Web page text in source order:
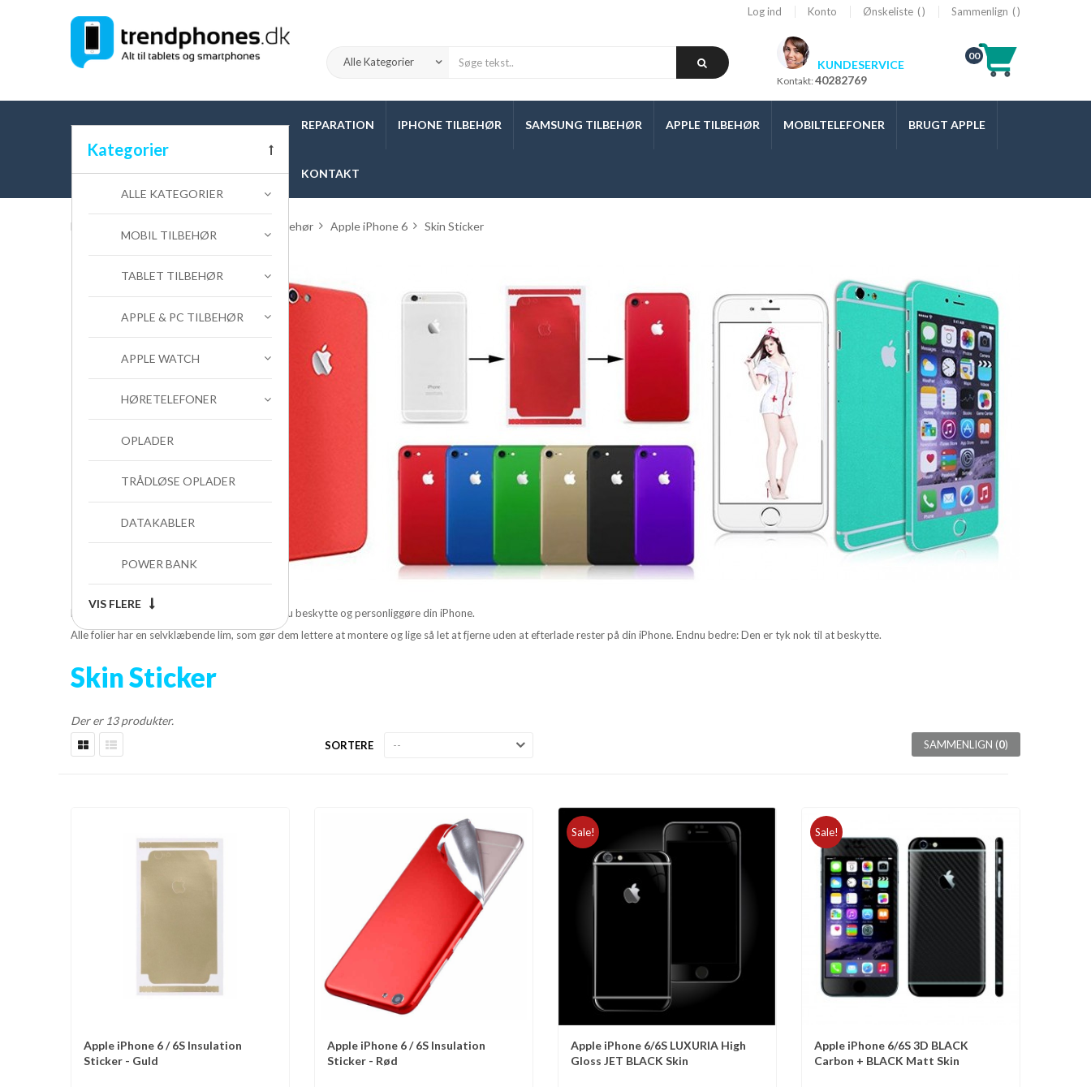
Log ind Konto Ønskeliste Sammenlign
KUNDESERVICE
Kontakt: 40282769
00
Kategorier
ALLE KATEGORIER
MOBIL TILBEHØR
TABLET TILBEHØR
APPLE & PC TILBEHØR
APPLE WATCH
HØRETELEFONER
OPLADER
TRÅDLØSE OPLADER
DATAKABLER
POWER BANK
VIS FLERE
REPARATION IPHONE TILBEHØR SAMSUNG TILBEHØR APPLE TILBEHØR MOBILTELEFONER BRUGT APPLE
KONTAKT
Hjem iPhone Tilbehør > Apple iPhone 6 > Skin Sticker
Med disse farverige selvklæbende folier kan du beskytte og personliggøre din iPhone.
Alle folier har en selvklæbende lim, som gør dem lettere at montere og lige så let at fjerne uden at efterlade rester på din iPhone. Endnu bedre: Den er tyk nok til at beskytte.
Skin Sticker
Der er 13 produkter.
SORTERE SAMMENLIGN (0)
Sammenlign
Apple iPhone 6 / 6S Insulation
Sticker - Guld
Sammenlign
Apple iPhone 6 / 6S Insulation
Sticker - Rød
Sale!
Sammenlign
Apple iPhone 6/6S LUXURIA High
Gloss JET BLACK Skin
Sale!
Sammenlign
Apple iPhone 6/6S 3D BLACK
Carbon + BLACK Matt Skin